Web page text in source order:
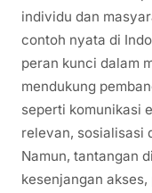
individu dan
contoh nyata di
peran kunci dalam
mendukung
seperti komunikasi
relevan, sosialisasi
Namun, tantangan
kesenjangan